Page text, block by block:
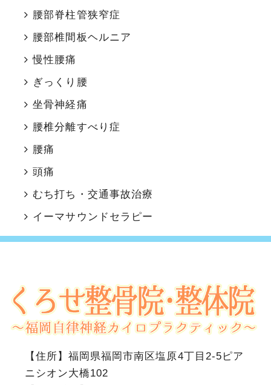
腰部脊柱管狭窄症
腰部椎間板ヘルニア
慢性腰痛
ぎっくり腰
坐骨神経痛
腰椎分離すべり症
腰痛
頭痛
むち打ち・交通事故治療
イーマサウンドセラピー
【住所】 福岡県福岡市南区塩原4丁目2-5ピア
ニシオン大橋102